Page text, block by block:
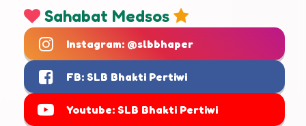
Sahabat Medsos
Instagram: @slbbhaper
FB: SLB Bhakti Pertiwi
Youtube: SLB Bhakti Pertiwi